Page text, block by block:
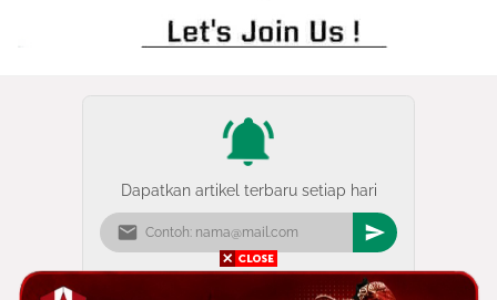
Dapatkan artikel terbaru setiap hari